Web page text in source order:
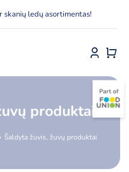
ledų asortimentas!
produktai
Šaldyta žuvis, žuvų produktai